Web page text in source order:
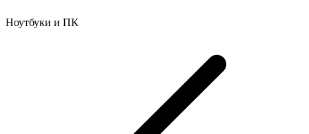
Ноутбуки и ПК